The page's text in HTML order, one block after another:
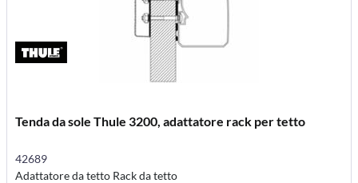
Tenda da sole Thule 3200, adattatore rack per tetto
42689
Adattatore da tetto Rack da tetto